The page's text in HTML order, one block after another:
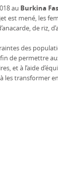
au Burkina
est mené, les
de riz,
des
de permettre
et à l’aide
les transformer en